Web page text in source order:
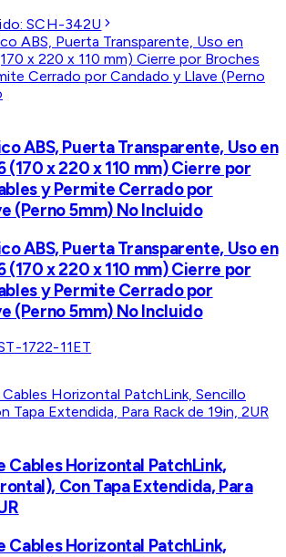
SCH-342U
ABS, Puerta Transparente, Uso en
(170 x 220 x 110 mm) Cierre por
y Permite Cerrado por
(Perno 5mm) No Incluido
ABS, Puerta Transparente, Uso en
(170 x 220 x 110 mm) Cierre por
y Permite Cerrado por
(Perno 5mm) No Incluido
1722-11ET
Cables Horizontal PatchLink,
Con Tapa Extendida, Para
Cables Horizontal PatchLink,